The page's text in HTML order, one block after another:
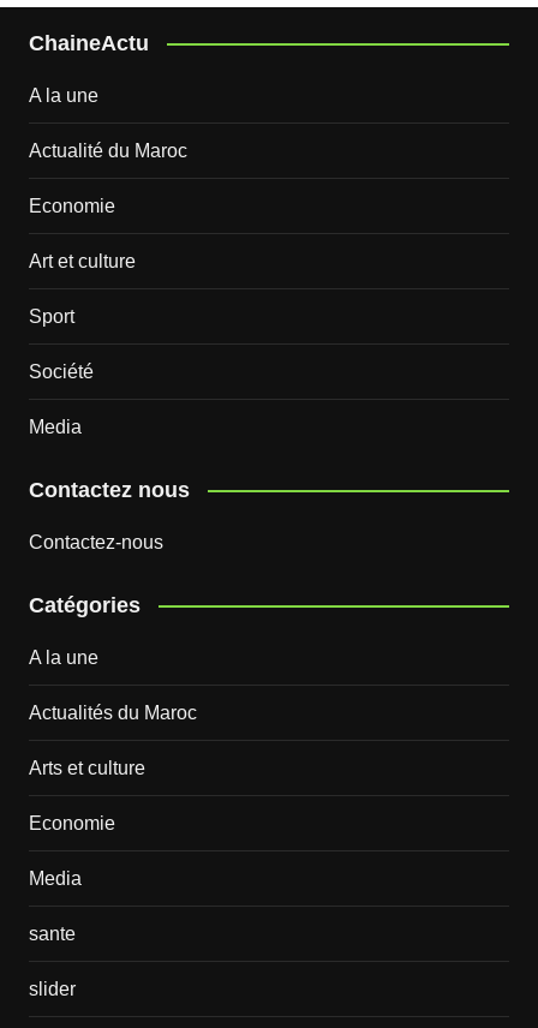
ChaineActu
A la une
Actualité du Maroc
Economie
Art et culture
Sport
Société
Media
Contactez nous
Contactez-nous
Catégories
A la une
Actualités du Maroc
Arts et culture
Economie
Media
sante
slider